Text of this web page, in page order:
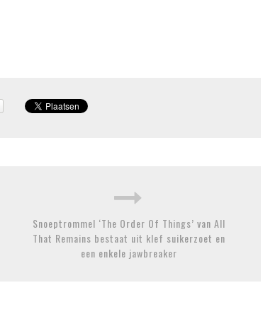
Snoeptrommel ‘The Order Of Things’ van All
That Remains bestaat uit klef suikerzoet en
een enkele jawbreaker